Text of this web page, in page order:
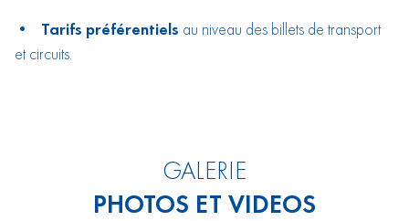
• Tarifs préférentiels au niveau des billets de transport
et circuits.
GALERIE
PHOTOS ET VIDEOS